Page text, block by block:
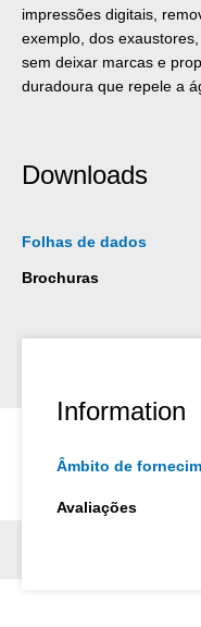
impressões digitais,
exemplo, dos
sem deixar marcas e
duradoura que repele a
Downloads
Folhas de dados
Brochuras
Information
Âmbito de
Avaliações